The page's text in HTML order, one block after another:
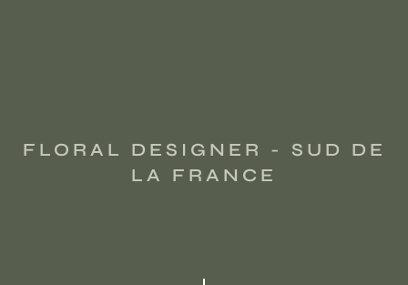
FLORAL DESIGNER - SUD DE
LA FRANCE